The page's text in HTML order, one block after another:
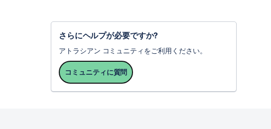
さらにヘルプが必要ですか?
アトラシアン コミュニティをご利用ください。
コミュニティに質問